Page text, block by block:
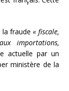
la fraude « fiscale,
importations,
actuelle par un
ministère de la